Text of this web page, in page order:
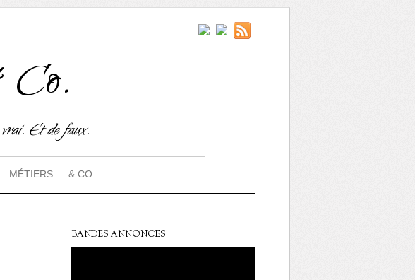
Et de faux.
MÉTIERS & CO.
BANDES ANNONCES